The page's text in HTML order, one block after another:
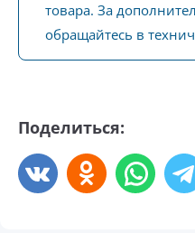
товара. За
обращайтесь в
Поделиться: